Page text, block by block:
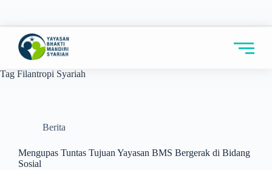
Tag Filantropi Syariah
Berita
Mengupas Tuntas Tujuan Yayasan BMS Bergerak di Bidang
Sosial